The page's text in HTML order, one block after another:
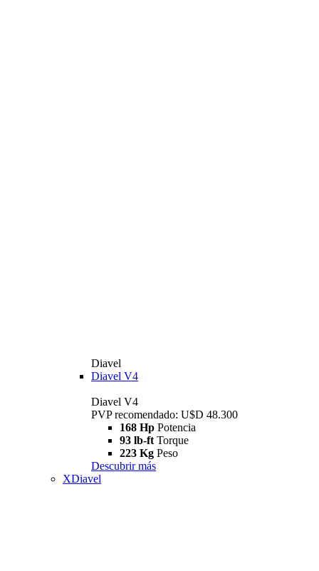
Diavel
Diavel V4
Diavel V4
PVP recomendado: U$D 48.300
168 Hp Potencia
93 lb-ft Torque
223 Kg Peso
Descubrir más
XDiavel